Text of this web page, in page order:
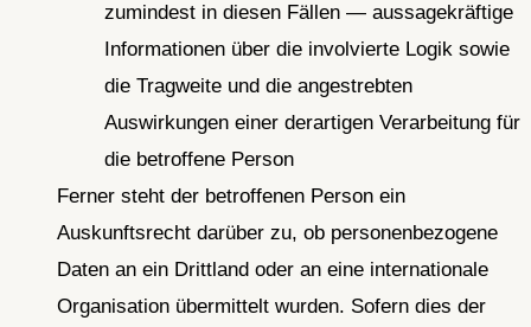
zumindest in diesen Fällen — aussagekräftige
Informationen über die involvierte Logik sowie
die Tragweite und die angestrebten
Auswirkungen einer derartigen Verarbeitung für
die betroffene Person
Ferner steht der betroffenen Person ein
Auskunftsrecht darüber zu, ob personenbezogene
Daten an ein Drittland oder an eine internationale
Organisation übermittelt wurden. Sofern dies der